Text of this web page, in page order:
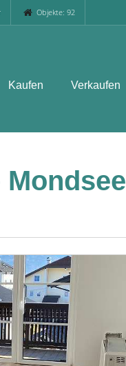
Objekte: 92
Kaufen Verkaufen